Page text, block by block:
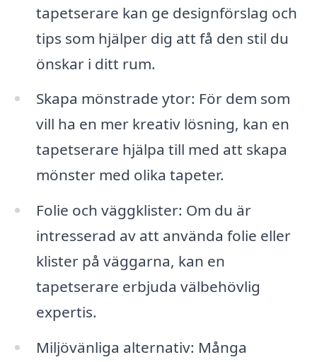
tapetserare kan ge designförslag och
tips som hjälper dig att få den stil du
önskar i ditt rum.
Skapa mönstrade ytor: För dem som
vill ha en mer kreativ lösning, kan en
tapetserare hjälpa till med att skapa
mönster med olika tapeter.
Folie och väggklister: Om du är
intresserad av att använda folie eller
klister på väggarna, kan en
tapetserare erbjuda välbehövlig
expertis.
Miljövänliga alternativ: Många